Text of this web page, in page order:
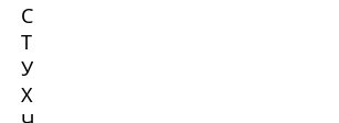
С
Т
У
Х